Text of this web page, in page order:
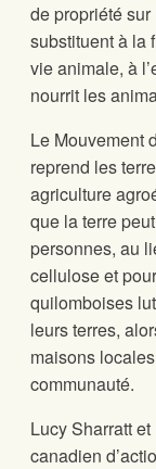
de propriété
substituent à la
vie animale, à
nourrit les
Le Mouvement
reprend les
agriculture
que la terre
personnes, au
cellulose et
quilomboises
leurs terres,
maisons
communauté.
Lucy Sharratt
canadien